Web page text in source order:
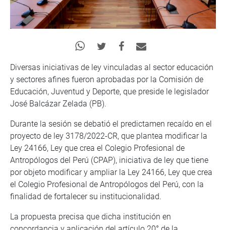
Diversas iniciativas de ley vinculadas al sector educación
y sectores afines fueron aprobadas por la Comisión de
Educación, Juventud y Deporte, que preside le legislador
José Balcázar Zelada (PB).
Durante la sesión se debatió el predictamen recaído en el
proyecto de ley 3178/2022-CR, que plantea modificar la
Ley 24166, Ley que crea el Colegio Profesional de
Antropólogos del Perú (CPAP), iniciativa de ley que tiene
por objeto modificar y ampliar la Ley 24166, Ley que crea
el Colegio Profesional de Antropólogos del Perú, con la
finalidad de fortalecer su institucionalidad.
La propuesta precisa que dicha institución en